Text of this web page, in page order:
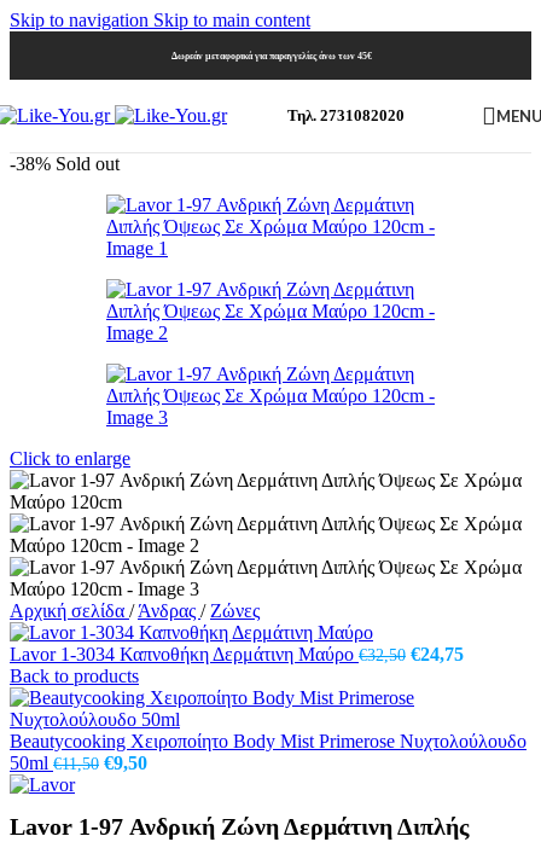
Skip to navigation Skip to main content
Δωρεάν μεταφορικά για παραγγελίες άνω των 45€
Τηλ. 2731082020
-38% Sold out
Click to enlarge
Αρχική σελίδα / Άνδρας / Ζώνες
Lavor 1-3034 Καπνοθήκη Δερμάτινη Μαύρο €32,50 Original
was:
€24,75Η
€24,75.
Back to products
Beautycooking Χειροποίητο Body Mist Primerose Νυχτολούλουδο
50ml €11,50 Original
€11,50.
€9,50Η
είναι:
Lavor 1-97 Ανδρική Ζώνη Δερμάτινη Διπλής